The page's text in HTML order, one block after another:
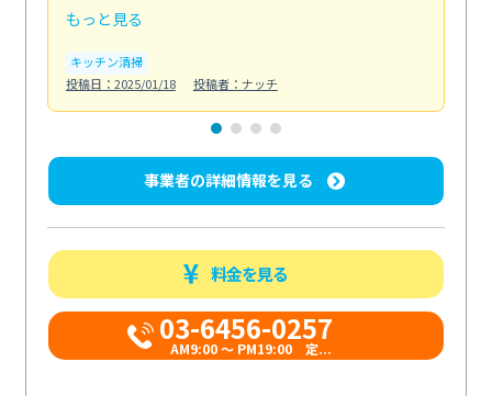
もっと見る
キッチン清掃
投稿日：2025/01/18
投稿者：ナッチ
事業者の詳細情報を見る
料金を見る
03-6456-0257
AM9:00 ～ PM19:00 定...